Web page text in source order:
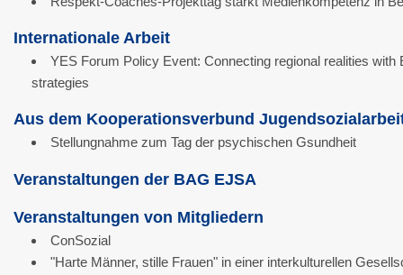
Internationale Arbeit
YES Forum Policy Event: Connecting regional realities with
strategies
Aus dem Kooperationsverbund
Stellungnahme zum Tag der psychischen Gsundheit
Veranstaltungen der BAG EJSA
Veranstaltungen von Mitgliedern
ConSozial
"Harte Männer, stille Frauen" in einer interkulturellen